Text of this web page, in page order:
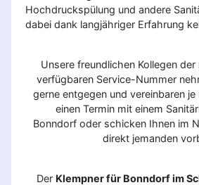
Hochdruckspülung und andere
dabei dank langjähriger Erfahrung
Unsere freundlichen Kollegen
verfügbaren Service-Nummer
gerne entgegen und vereinbaren
einen Termin mit einem
Bonndorf oder schicken Ihnen im
direkt jemanden
Der Klempner für Bonndorf im